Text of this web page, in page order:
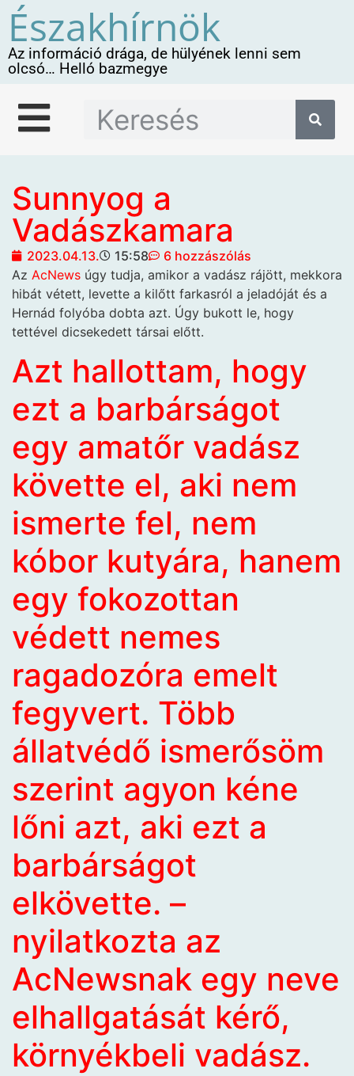
Északhírnök
Az információ drága, de hülyének lenni sem
olcsó… Helló bazmegye
Sunnyog a
Vadászkamara
2023.04.13. 15:58
6 hozzászólás
Az AcNews úgy tudja, amikor a vadász rájött, mekkora
hibát vétett, levette a kilőtt farkasról a jeladóját és a
Hernád folyóba dobta azt. Úgy bukott le, hogy
tettével dicsekedett társai előtt.
Azt hallottam, hogy
ezt a barbárságot
egy amatőr vadász
követte el, aki nem
ismerte fel, nem
kóbor kutyára, hanem
egy fokozottan
védett nemes
ragadozóra emelt
fegyvert. Több
állatvédő ismerősöm
szerint agyon kéne
lőni azt, aki ezt a
barbárságot
elkövette. –
nyilatkozta az
AcNewsnak egy neve
elhallgatását kérő,
környékbeli vadász.